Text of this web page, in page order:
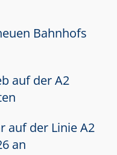
Bahnhofs
auf der A2
auf der Linie A2
an